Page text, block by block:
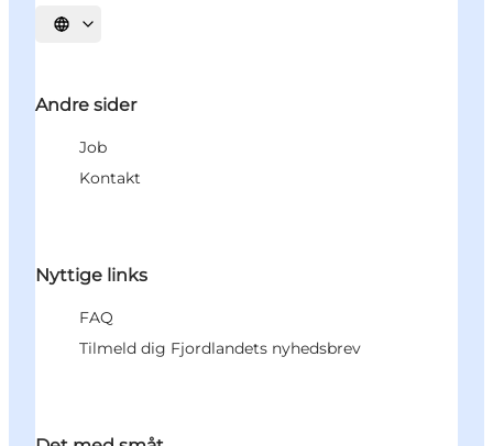
Vælg sprog
Andre sider
Job
Kontakt
Nyttige links
FAQ
Tilmeld dig Fjordlandets nyhedsbrev